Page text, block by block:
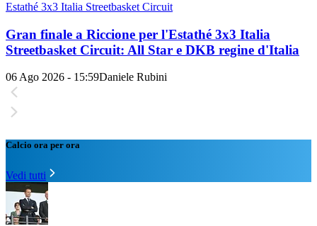
Estathé 3x3 Italia Streetbasket Circuit
Gran finale a Riccione per l'Estathé 3x3 Italia
Streetbasket Circuit: All Star e DKB regine d'Italia
06 Ago 2026 - 15:59Daniele Rubini
Calcio ora per ora
Vedi tutti